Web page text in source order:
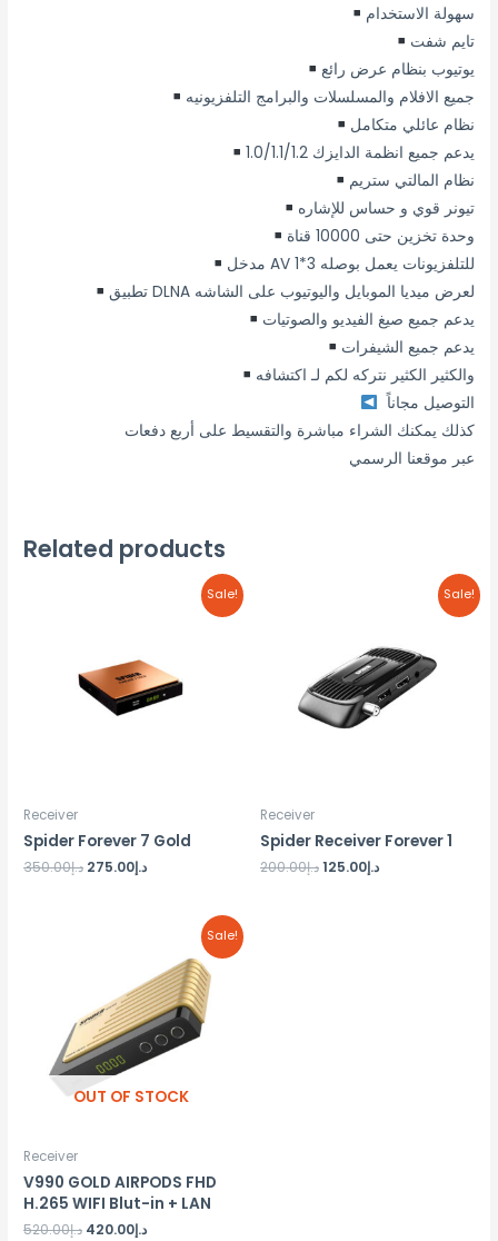
سهولة الاستخدام
تايم شفت
يوتيوب بنظام عرض رائع
جميع الافلام والمسلسلات والبرامج التلفزيونيه
نظام عائلي متكامل
يدعم جميع انظمة الدايزك 1.0/1.1/1.2
نظام المالتي ستريم
تيونر قوي و حساس للإشاره
وحدة تخزين حتى 10000 قناة
مدخل AV للتلفزيونات يعمل بوصله 3*1
تطبيق DLNA لعرض ميديا الموبايل واليوتيوب على الشاشه
يدعم جميع صيغ الفيديو والصوتيات
يدعم جميع الشيفرات
والكثير الكثير نتركه لكم لـ اكتشافه
التوصيل مجاناً
كذلك يمكنك الشراء مباشرة والتقسيط على أربع دفعات
عبر موقعنا الرسمي
Related products
Sale!
Receiver
Spider Forever 7 Gold
د.إ350.00 د.إ275.00
Sale!
Receiver
Spider Receiver Forever 1
د.إ200.00 د.إ125.00
Sale!
OUT OF STOCK
Receiver
V990 GOLD AIRPODS FHD
H.265 WIFI Blut-in + LAN
د.إ520.00 د.إ420.00